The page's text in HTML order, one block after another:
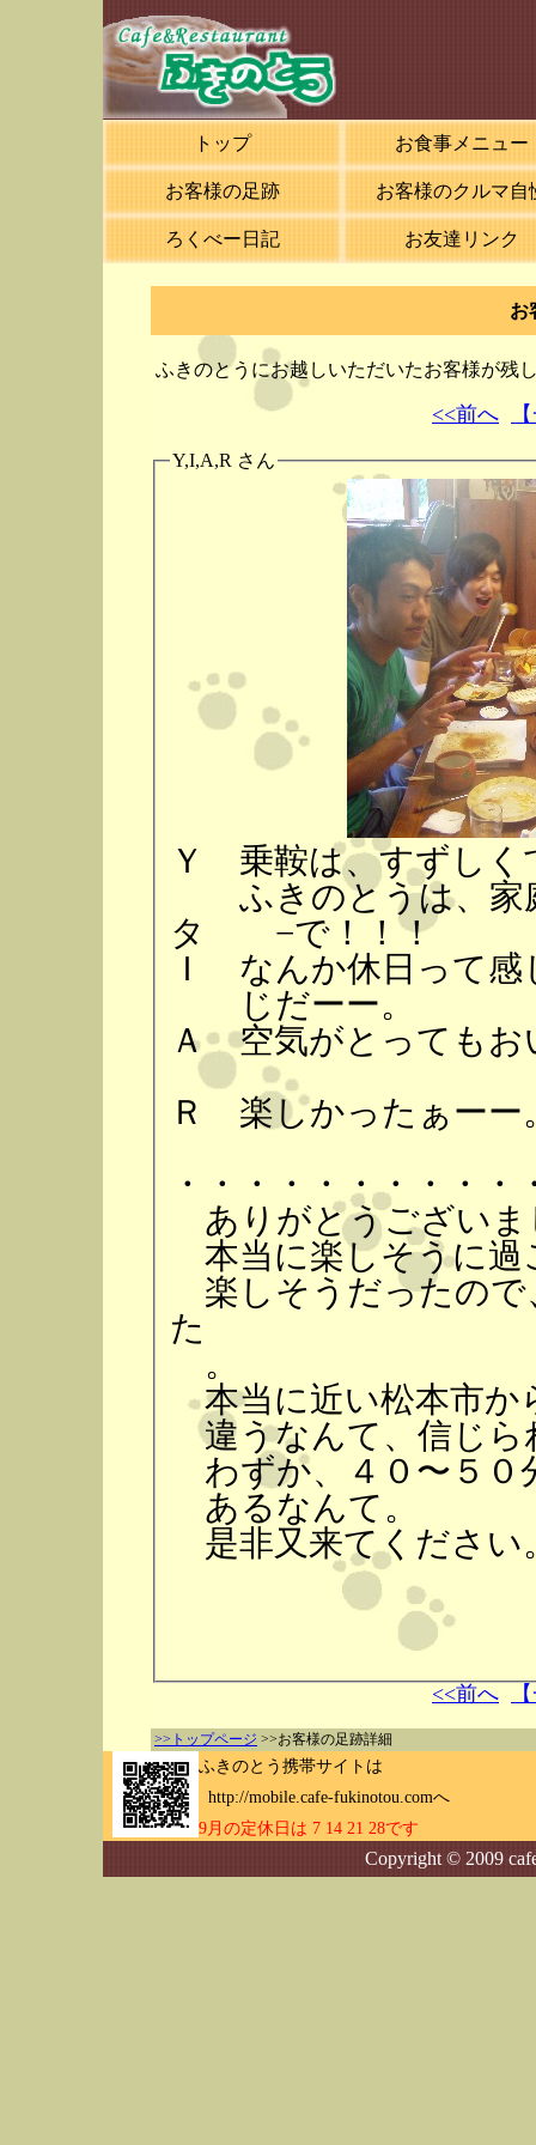
トップ お食事メニュー
お客様の足跡 お客様のクルマ自
ろくべー日記 お友達リンク
お
ふきのとうにお越しいただいたお客様が残
<<前へ
Y,I,A,R さん
Ｙ 乗鞍は、すずしく
ふきのとうは、家
タ −で！！！
Ｉ なんか休日って感
じだーー。
Ａ 空気がとってもお
Ｒ 楽しかったぁーー
・・・・・・・・・
ありがとうございま
本当に楽しそうに過
楽しそうだったので
た
。
本当に近い松本市か
違うなんて、信じら
わずか、４０〜５０
あるなんて。
是非又来てください
ろく
<<前へ
>>トップページ >>お客様の足跡詳細
ふきのとう携帯サイトは
http://mobile.cafe-fukinotou.comへ
9月の定休日は 7 14 21 28です
Copyright © 2009